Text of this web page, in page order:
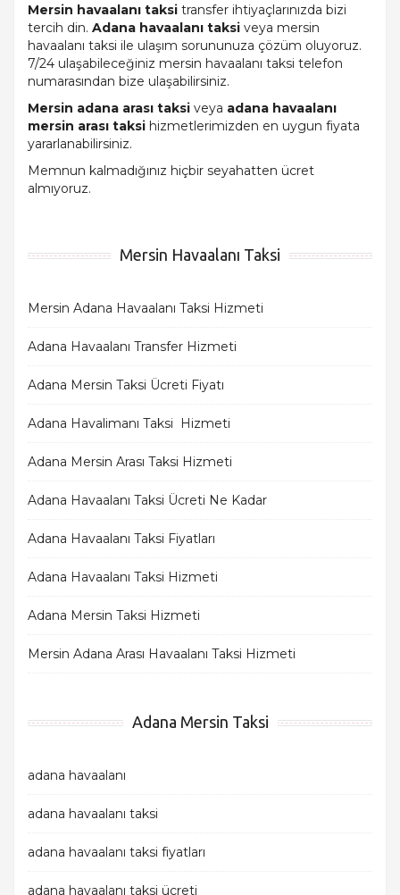
Mersin havaalanı taksi transfer ihtiyaçlarınızda bizi
tercih din. Adana havaalanı taksi veya mersin
havaalanı taksi ile ulaşım sorununuza çözüm oluyoruz.
7/24 ulaşabileceğiniz mersin havaalanı taksi telefon
numarasından bize ulaşabilirsiniz.
Mersin adana arası taksi veya adana havaalanı
mersin arası taksi hizmetlerimizden en uygun fiyata
yararlanabilirsiniz.
Memnun kalmadığınız hiçbir seyahatten ücret
almıyoruz.
Mersin Havaalanı Taksi
Mersin Adana Havaalanı Taksi Hizmeti
Adana Havaalanı Transfer Hizmeti
Adana Mersin Taksi Ücreti Fiyatı
Adana Havalimanı Taksi Hizmeti
Adana Mersin Arası Taksi Hizmeti
Adana Havaalanı Taksi Ücreti Ne Kadar
Adana Havaalanı Taksi Fiyatları
Adana Havaalanı Taksi Hizmeti
Adana Mersin Taksi Hizmeti
Mersin Adana Arası Havaalanı Taksi Hizmeti
Adana Mersin Taksi
adana havaalanı
adana havaalanı taksi
adana havaalanı taksi fiyatları
adana havaalanı taksi ücreti